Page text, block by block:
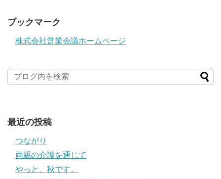
ブックマーク
株式会社営業会議ホームページ
最近の投稿
つながり
両親の介護を通じて
やっと、秋です。